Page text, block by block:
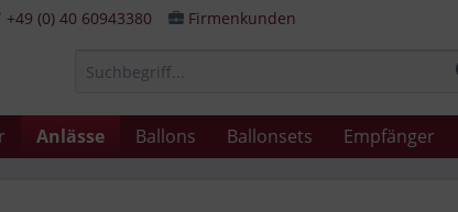
+49 (0) 40 60943380 Firmenkunden
Anlässe Ballons Ballonsets Empfänger